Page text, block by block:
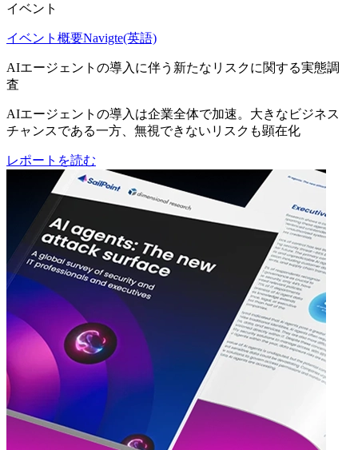
イベント
イベント概要Navigte(英語)
AIエージェントの導入に伴う新たなリスクに関する実態調
査
AIエージェントの導入は企業全体で加速。大きなビジネス
チャンスである一方、無視できないリスクも顕在化
レポートを読む